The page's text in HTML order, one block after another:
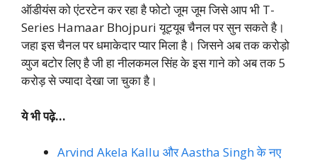
ऑडीयंस को एंटरटेन कर रहा है फोटो जूम जूम जिसे आप भी T-
Series Hamaar Bhojpuri यूट्यूब चैनल पर सुन सकते है।
जहा इस चैनल पर धमाकेदार प्यार मिला है। जिसने अब तक करोड़ो
व्युज बटोर लिए है जी हा नीलकमल सिंह के इस गाने को अब तक 5
करोड़ से ज्यादा देखा जा चुका है।
ये भी पढ़े…
Arvind Akela Kallu और Aastha Singh के नए